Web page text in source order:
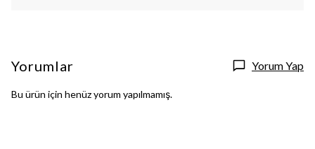
Yorumlar Yorum Yap
Bu ürün için henüz yorum yapılmamış.